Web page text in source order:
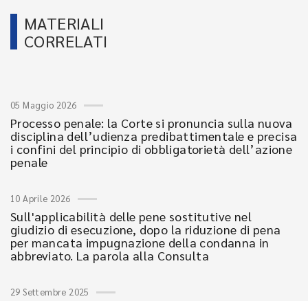
MATERIALI
CORRELATI
05 Maggio 2026
Processo penale: la Corte si pronuncia sulla nuova
disciplina dell’udienza predibattimentale e precisa
i confini del principio di obbligatorietà dell’azione
penale
10 Aprile 2026
Sull'applicabilità delle pene sostitutive nel
giudizio di esecuzione, dopo la riduzione di pena
per mancata impugnazione della condanna in
abbreviato. La parola alla Consulta
29 Settembre 2025